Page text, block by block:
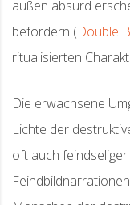
außen absurd
befördern (Double
ritualisierten
Die erwachsene
Lichte der
oft auch